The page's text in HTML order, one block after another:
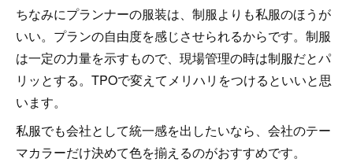
ちなみにプランナーの服装は、制服よりも私服のほうが
いい。プランの自由度を感じさせられるからです。制服
は一定の力量を示すもので、現場管理の時は制服だとパ
リッとする。TPOで変えてメリハリをつけるといいと思
います。
私服でも会社として統一感を出したいなら、会社のテー
マカラーだけ決めて色を揃えるのがおすすめです。